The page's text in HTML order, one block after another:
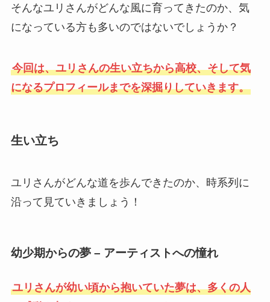
そんなユリさんがどんな風に育ってきたのか、気
になっている方も多いのではないでしょうか？
今回は、ユリさんの生い立ちから高校、そして気
になるプロフィールまでを深掘りしていきます。
生い立ち
ユリさんがどんな道を歩んできたのか、時系列に
沿って見ていきましょう！
幼少期からの夢 – アーティストへの憧れ
ユリさんが幼い頃から抱いていた夢は、多くの人